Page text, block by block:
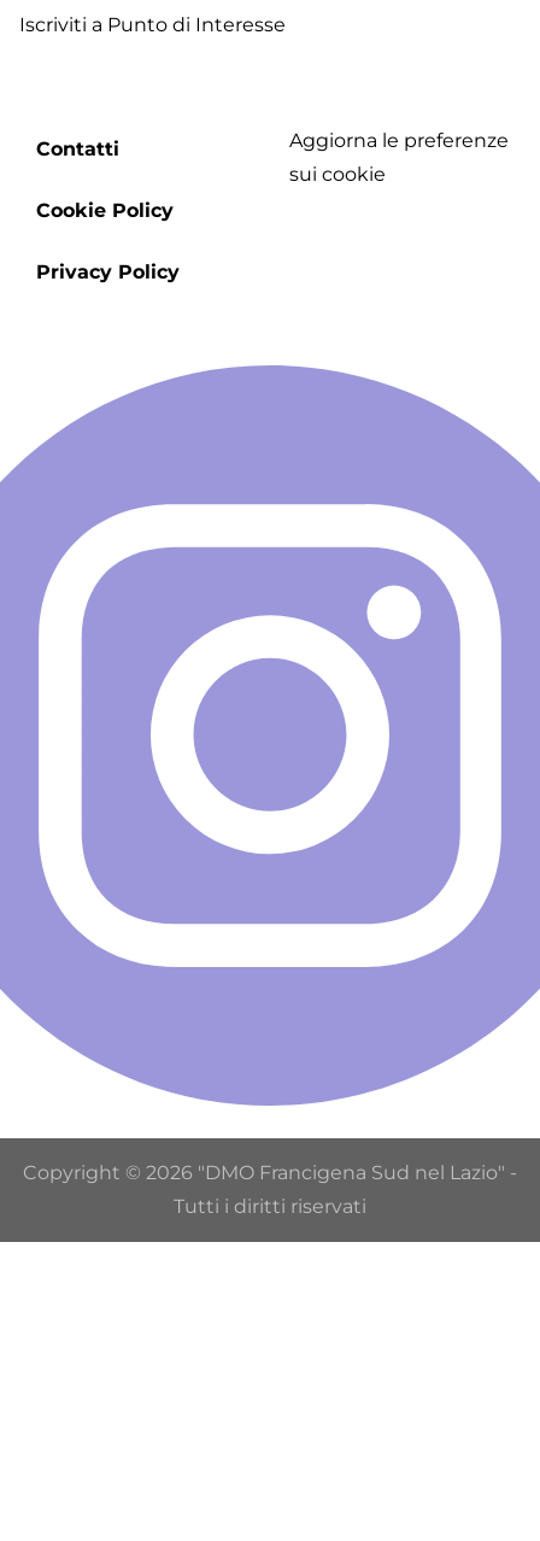
Iscriviti a Punto di Interesse
Footer
Contatti
Cookie Policy
Privacy Policy
Aggiorna le preferenze
sui cookie
Copyright © 2026 "DMO Francigena Sud nel Lazio" -
Tutti i diritti riservati